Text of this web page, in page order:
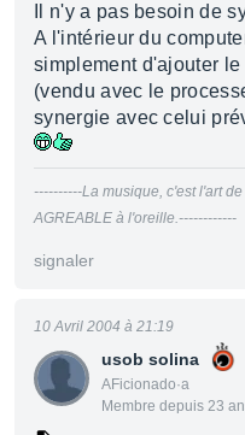
Il n'y a pas besoin de
A l'intérieur du
simplement d'ajouter
(vendu avec le
synergie avec celui
----------La musique, c'est l'art
AGREABLE à l'oreille.------------
signaler
usob solina
AFicionado·a
Membre depuis 23
10 Avril 2004 à 21:19